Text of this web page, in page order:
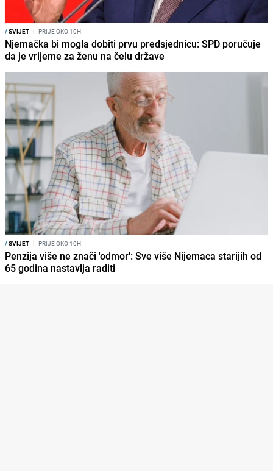
/SVIJET I PRIJE OKO 10H
Njemačka bi mogla dobiti prvu predsjednicu: SPD poručuje
da je vrijeme za ženu na čelu države
/SVIJET I PRIJE OKO 10H
Penzija više ne znači 'odmor': Sve više Nijemaca starijih od
65 godina nastavlja raditi